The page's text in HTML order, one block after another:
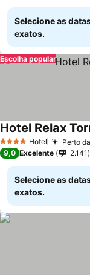
Selecione as
exatos.
Escolha popular
4 EstrelasHotel Perto
Hotel Relax
9,0 Excelente 2.141
Selecione as
exatos.